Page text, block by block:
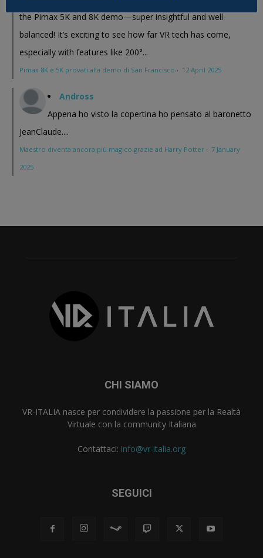
the Pimax 5K and 8K demo—super insightful and well-
balanced! It’s exciting to see how far VR tech has come,
especially with features like 200°...
Pimax 8K e 5K provati alla demo di San Francisco · 12 April 2025
Andross
Appena ho visto la copertina ho pensato al baronetto
JeanClaude....
Maestro diventa ancora più magico grazie ad Harry Potter · 7 January
2025
CHI SIAMO
VR-ITALIA nasce per condividere la passione per la Realtà
Virtuale con la community Italiana
Contattaci: info@vr-italia.org
SEGUICI